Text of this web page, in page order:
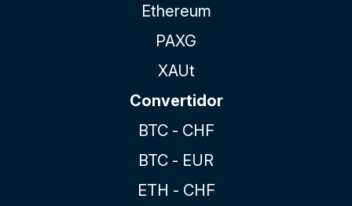
Ethereum
PAXG
XAUt
Convertidor
BTC - CHF
BTC - EUR
ETH - CHF